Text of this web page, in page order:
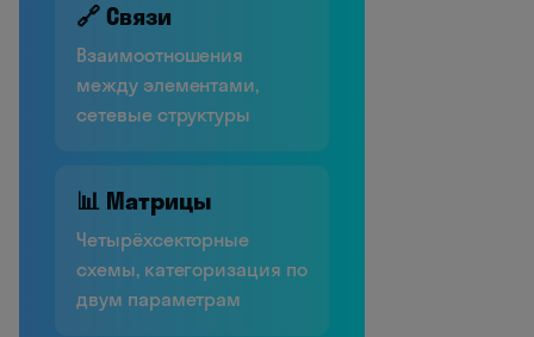
🔗 Связи
Взаимоотношения
между элементами,
сетевые структуры
📊 Матрицы
Четырёхсекторные
схемы, категоризация по
двум параметрам